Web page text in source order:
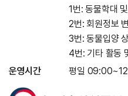
1번: 동물학대
2번: 회원정보
3번: 동물입양
4번: 기타 활동
운영시간
평일